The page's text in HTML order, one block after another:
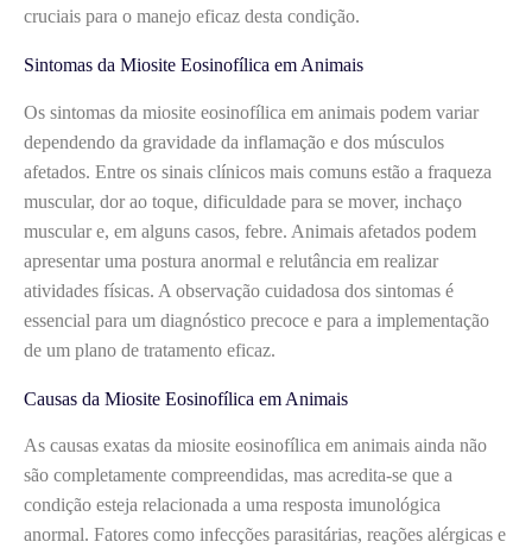
cruciais para o manejo eficaz desta condição.
Sintomas da Miosite Eosinofílica em Animais
Os sintomas da miosite eosinofílica em animais podem variar
dependendo da gravidade da inflamação e dos músculos
afetados. Entre os sinais clínicos mais comuns estão a fraqueza
muscular, dor ao toque, dificuldade para se mover, inchaço
muscular e, em alguns casos, febre. Animais afetados podem
apresentar uma postura anormal e relutância em realizar
atividades físicas. A observação cuidadosa dos sintomas é
essencial para um diagnóstico precoce e para a implementação
de um plano de tratamento eficaz.
Causas da Miosite Eosinofílica em Animais
As causas exatas da miosite eosinofílica em animais ainda não
são completamente compreendidas, mas acredita-se que a
condição esteja relacionada a uma resposta imunológica
anormal. Fatores como infecções parasitárias, reações alérgicas e